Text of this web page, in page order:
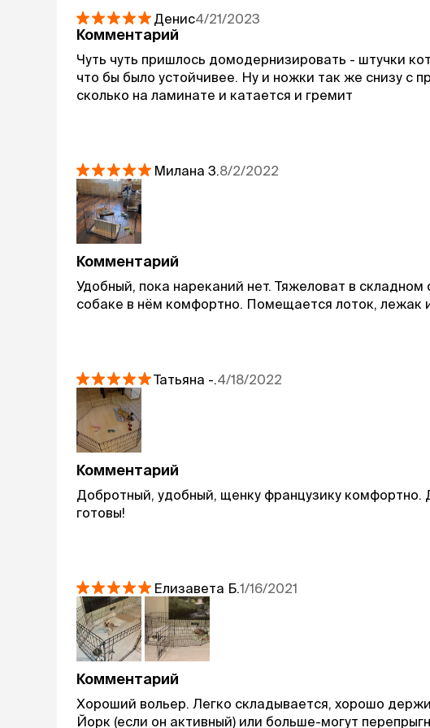
Денис4/21/2023
Комментарий
Чуть чуть пришлось домодернизировать - штучки
что бы было устойчивее. Ну и ножки так же снизу с
сколько на ламинате и катается и гремит
Милана З.8/2/2022
Комментарий
Удобный, пока нареканий нет. Тяжеловат в
собаке в нём комфортно. Помещается лоток, лежак
Татьяна -.4/18/2022
Комментарий
Добротный, удобный, щенку французику
готовы!
Елизавета Б.1/16/2021
Комментарий
Хороший вольер. Легко складывается, хорошо
Йорк (если он активный) или больше-могут